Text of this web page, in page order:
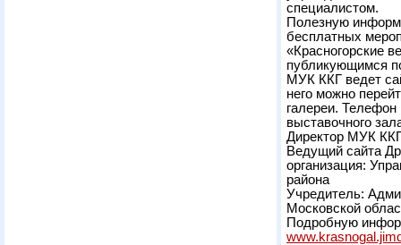
специалистом.
Полезную
бесплатных
«Красногорские
публикующимся
МУК ККГ ведет
него можно
галереи. Телефон
выставочного
Директор МУК
Ведущий сайта
организация:
района
Учредитель:
Московской
Подробную